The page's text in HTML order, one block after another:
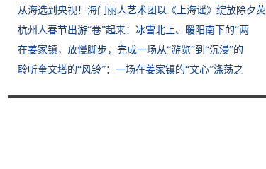
从海选到央视！海门丽人艺术团以《上海谣》绽放除夕荧
杭州人春节出游“卷”起来：冰雪北上、暖阳南下的“两
在姜家镇，放慢脚步，完成一场从“游览”到“沉浸”的
聆听奎文塔的“风铃”：一场在姜家镇的“文心”涤荡之